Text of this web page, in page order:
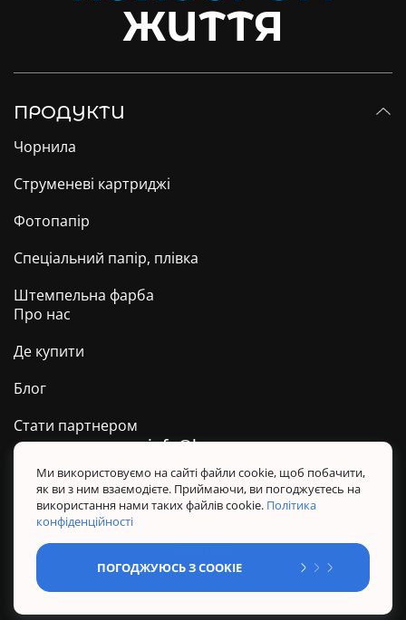
ЖИТТЯ
ПРОДУКТИ
Чорнила
Струменеві картриджі
Фотопапір
Спеціальний папір, плівка
Штемпельна фарба
Про нас
Де купити
Блог
Стати партнером
Техпідтримка ТМ BARVA
Політика конфіденційності
Правила користування сайтом
Sitemap
info@barva.ua
Ми використовуємо на сайті файли cookie, щоб побачити,
як ви з ним взаємодієте. Приймаючи, ви погоджуєтесь на
використання нами таких файлів cookie. Політика
конфіденційності
ПОГОДЖУЮСЬ З COOKIE